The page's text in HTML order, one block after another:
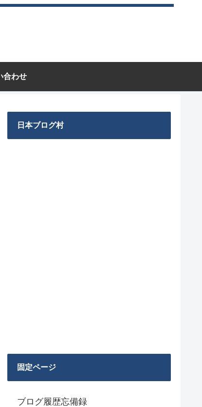
合わせ
日本ブログ村
固定ページ
ブログ履歴忘備録